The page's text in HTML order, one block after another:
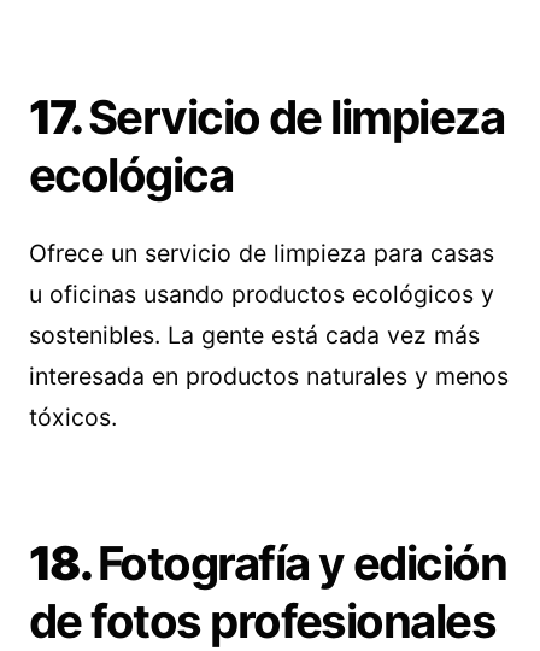
17.Servicio de limpieza
ecológica
Ofrece un servicio de limpieza para casas
u oficinas usando productos ecológicos y
sostenibles. La gente está cada vez más
interesada en productos naturales y menos
tóxicos.
18.Fotografía y edición
de fotos profesionales